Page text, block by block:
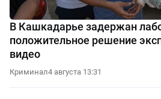
В Кашкадарье задержан
положительное решение
видео
Криминал4 августа 13:31